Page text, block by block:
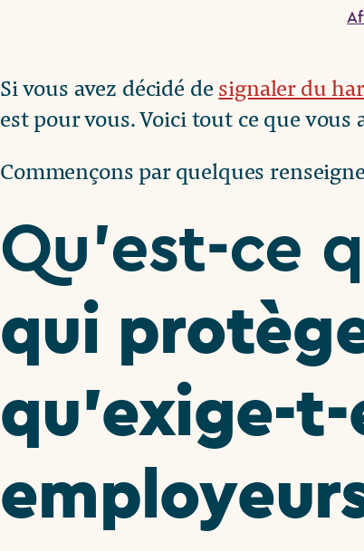
Si vous avez décidé de signaler du
est pour vous. Voici tout ce que vous
Commençons par quelques
Qu’est-ce
qui
qu’exige-